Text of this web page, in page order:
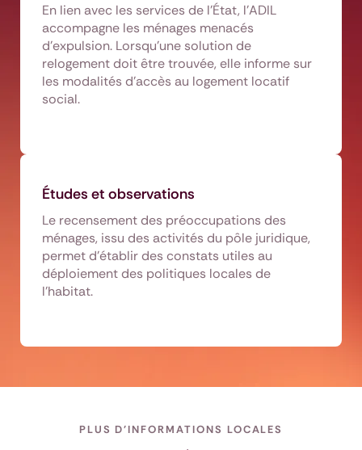
En lien avec les services de l’État, l’ADIL
accompagne les ménages menacés
d’expulsion. Lorsqu’une solution de
relogement doit être trouvée, elle informe sur
les modalités d’accès au logement locatif
social.
Études et observations
Le recensement des préoccupations des
ménages, issu des activités du pôle juridique,
permet d’établir des constats utiles au
déploiement des politiques locales de
l’habitat.
PLUS D'INFORMATIONS LOCALES